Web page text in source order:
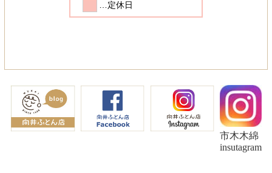
市木木綿
insutagram